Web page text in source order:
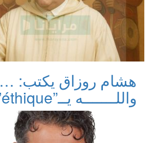
هشام روزاق يكتب: …
واللـــــــه يــ”éthique” بالصبـــر